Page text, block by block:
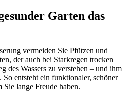
Garten das
vermeiden Sie Pfützen und
der auch bei Starkregen trocken
des Wassers zu verstehen – und ihm
So entsteht ein funktionaler, schöner
Sie lange Freude haben.